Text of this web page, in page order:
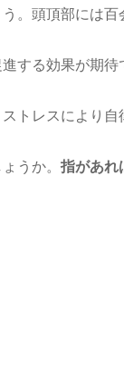
。頭頂部には百
する効果が期待
トレスにより自
うか。 指があれ